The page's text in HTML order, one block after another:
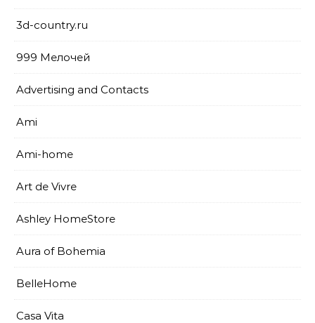
3d-country.ru
999 Мелочей
Advertising and Contacts
Ami
Ami-home
Art de Vivre
Ashley HomeStore
Aura of Bohemia
BelleHome
Casa Vita